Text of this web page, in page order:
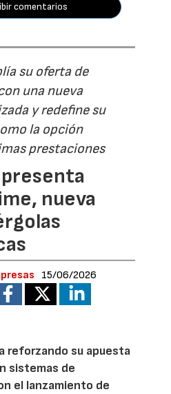
comentarios
su oferta de
una nueva
y redefine su
la opción
prestaciones
nueva
15/06/2026
reforzando su apuesta
sistemas de
el lanzamiento de